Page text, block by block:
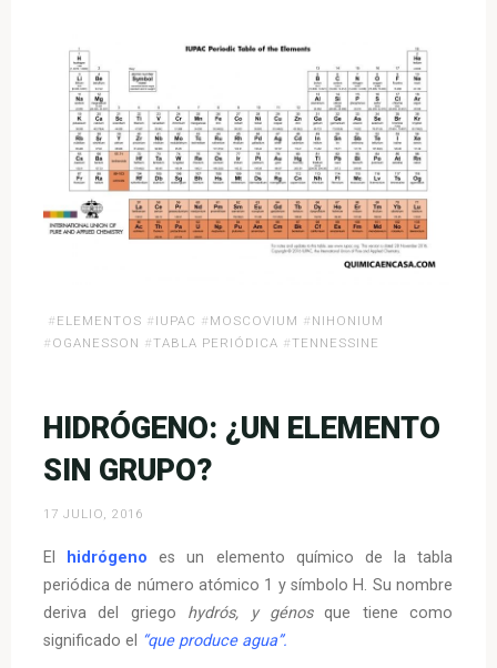
# ELEMENTOS # IUPAC # MOSCOVIUM # NIHONIUM
# OGANESSON #TABLA PERIÓDICA #TENNESSINE
HIDRÓGENO: ¿UN ELEMENTO
SIN GRUPO?
17 JULIO, 2016
El hidrógeno es un elemento químico de la tabla
periódica de número atómico 1 y símbolo H. Su nombre
deriva del griego hydrós, y génosque tiene como
significado el “que produce agua”.